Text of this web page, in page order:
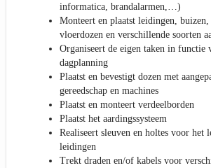
informatica, brandalarmen,…)
Monteert en plaatst leidingen, buizen,
vloerdozen en verschillende soorten
Organiseert de eigen taken in functie
dagplanning
Plaatst en bevestigt dozen met
gereedschap en machines
Plaatst en monteert verdeelborden
Plaatst het aardingssysteem
Realiseert sleuven en holtes voor het
leidingen
Trekt draden en/of kabels voor